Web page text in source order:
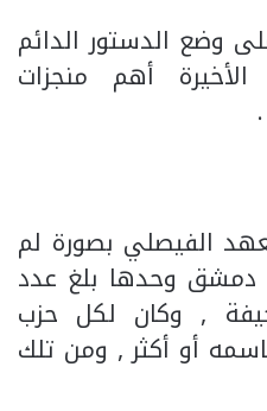
وضع الدستور الدائم
أهم منجزات
الفيصلي بصورة لم
وحدها بلغ عدد
حوالي 21 صحيفة , وكان لكل حزب
أو أكثر , ومن تلك